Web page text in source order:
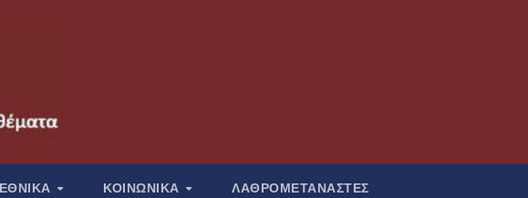
ΕΘΝΙΚΑ ΚΟΙΝΩΝΙΚΑ ΛΑΘΡΟΜΕΤΑΝΑΣΤΕΣ